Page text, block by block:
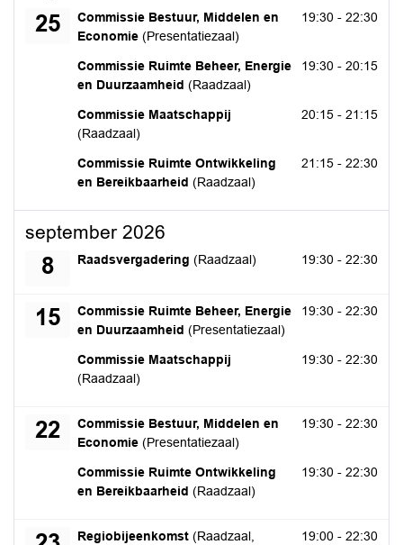
25
Commissie Bestuur, Middelen en
Economie (Presentatiezaal)
dinsdag 25 augustus 2026 19:30 - 22:30
Commissie Ruimte Beheer, Energie
en Duurzaamheid (Raadzaal)
dinsdag 25 augustus 2026 19:30 - 20:15
Commissie Maatschappij
(Raadzaal)
dinsdag 25 augustus 2026 20:15 - 21:15
Commissie Ruimte Ontwikkeling
en Bereikbaarheid (Raadzaal)
dinsdag 25 augustus 2026 21:15 - 22:30
september 2026
8 Raadsvergadering (Raadzaal)
dinsdag 8 september 2026 19:30 - 22:30
15
Commissie Ruimte Beheer, Energie
en Duurzaamheid (Presentatiezaal)
dinsdag 15 september 2026 19:30 - 22:30
Commissie Maatschappij
(Raadzaal)
dinsdag 15 september 2026 19:30 - 22:30
22
Commissie Bestuur, Middelen en
Economie (Presentatiezaal)
dinsdag 22 september 2026 19:30 - 22:30
Commissie Ruimte Ontwikkeling
en Bereikbaarheid (Raadzaal)
dinsdag 22 september 2026 19:30 - 22:30
Regiobijeenkomst (Raadzaal,
woensdag 23 september 2026 19:00 - 22:30